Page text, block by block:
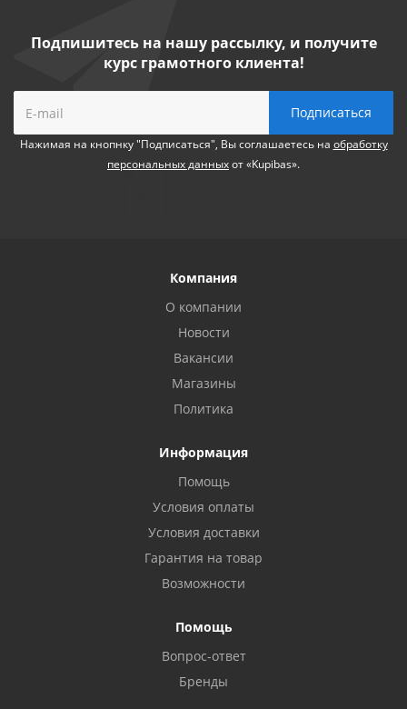
Подпишитесь на нашу рассылку, и получите
курс грамотного клиента!
Нажимая на кнопнку "Подписаться", Вы соглашаетесь на обработку
персональных данныхот «Kupibas».
Компания
О компании
Новости
Вакансии
Магазины
Политика
Информация
Помощь
Условия оплаты
Условия доставки
Гарантия на товар
Возможности
Помощь
Вопрос-ответ
Бренды